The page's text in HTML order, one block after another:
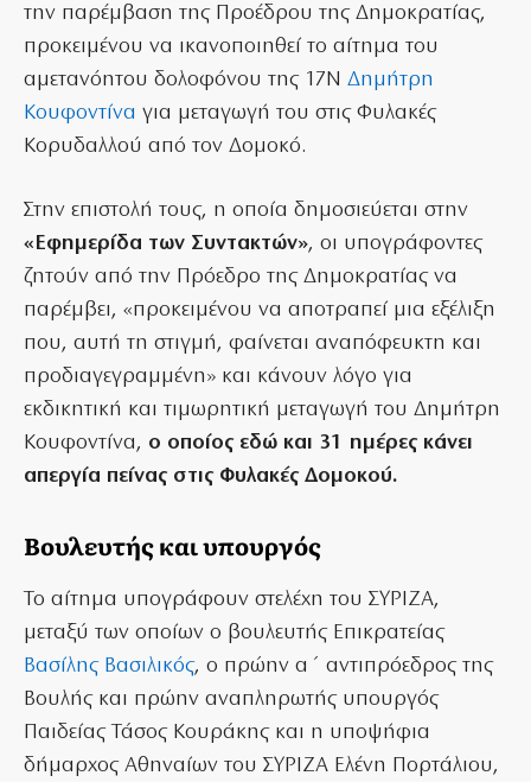
την παρέμβαση της Προέδρου της Δημοκρατίας,
προκειμένου να ικανοποιηθεί το αίτημα του
αμετανόητου δολοφόνου της 17Ν Δημήτρη
Κουφοντίνα για μεταγωγή του στις Φυλακές
Κορυδαλλού από τον Δομοκό.
Στην επιστολή τους, η οποία δημοσιεύεται στην
«Εφημερίδα των Συντακτών», οι υπογράφοντες
ζητούν από την Πρόεδρο της Δημοκρατίας να
παρέμβει, «προκειμένου να αποτραπεί μια εξέλιξη
που, αυτή τη στιγμή, φαίνεται αναπόφευκτη και
προδιαγεγραμμένη» και κάνουν λόγο για
εκδικητική και τιμωρητική μεταγωγή του Δημήτρη
Κουφοντίνα, ο οποίος εδώ και 31 ημέρες κάνει
απεργία πείνας στις Φυλακές Δομοκού.
Βουλευτής και υπουργός
Το αίτημα υπογράφουν στελέχη του ΣΥΡΙΖΑ,
μεταξύ των οποίων ο βουλευτής Επικρατείας
Βασίλης Βασιλικός, ο πρώην α΄ αντιπρόεδρος της
Βουλής και πρώην αναπληρωτής υπουργός
Παιδείας Τάσος Κουράκης και η υποψήφια
δήμαρχος Αθηναίων του ΣΥΡΙΖΑ Ελένη Πορτάλιου,